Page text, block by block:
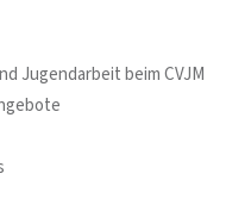
Jugendarbeit beim CVJM